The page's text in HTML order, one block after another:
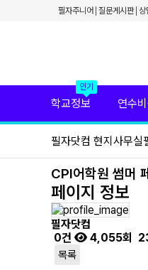
필자주니어 질문게시판 상
필자닷컴 프리미엄 서비스
필자닷컴 현지 사무실
필자닷컴 이벤트
필리핀 출국준비
필리핀 조기유학
필리핀 연계연수
인기
학교정보 연수
필자닷컴 현지사무실
CPI어학원 썸머
페이지 정보
필자닷컴
0건
4,055회
목록